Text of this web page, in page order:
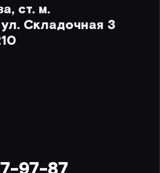
ст. м.
Складочная 3